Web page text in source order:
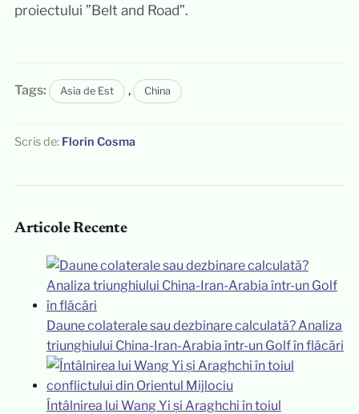
proiectului ”Belt and Road”.
Tags: Asia de Est , China
Scris de: Florin Cosma
Articole Recente
Daune colaterale sau dezbinare calculată? Analiza
triunghiului China-Iran-Arabia într-un Golf în flăcări
Întâlnirea lui Wang Yi și Araghchi în toiul